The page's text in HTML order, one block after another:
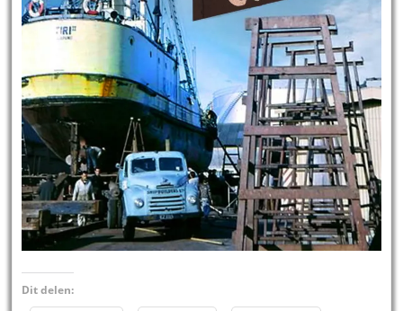
Dit delen: